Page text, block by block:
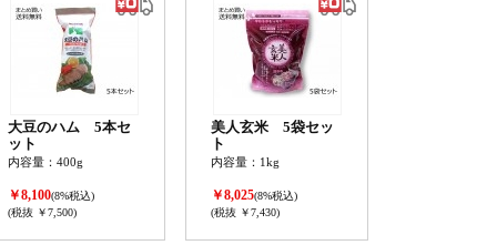
大豆のハム 5本セ
ット
内容量：400g
￥8,100(8%税込)
(税抜 ￥7,500)
美人玄米 5袋セッ
ト
内容量：1kg
￥8,025(8%税込)
(税抜 ￥7,430)